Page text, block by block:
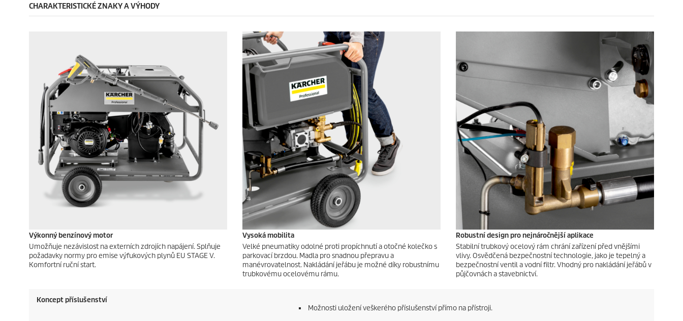
CHARAKTERISTICKÉ ZNAKY A VÝHODY
Výkonný benzínový motor
Umožňuje nezávislost na externích zdrojích napájení. Splňuje
požadavky normy pro emise výfukových plynů EU STAGE V.
Komfortní ruční start.
Vysoká mobilita
Velké pneumatiky odolné proti propíchnutí a otočné kolečko s
parkovací brzdou. Madla pro snadnou přepravu a
manévrovatelnost. Nakládání jeřábu je možné díky robustnímu
trubkovému ocelovému rámu.
Robustní design pro nejnáročnější aplikace
Stabilní trubkový ocelový rám chrání zařízení před vnějšími
vlivy. Osvědčená bezpečnostní technologie, jako je tepelný a
bezpečnostní ventil a vodní filtr. Vhodný pro nakládání jeřábů v
půjčovnách a stavebnictví.
Koncept příslušenství
Možnosti uložení veškerého příslušenství přímo na přístroji.